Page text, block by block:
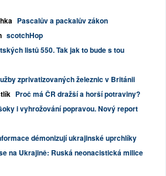
Pascalův a packalův zákon
scotchHop
listů 550. Tak jak to bude s tou
zprivatizovaných železnic v Británii
Proč má ČR dražší a horší potraviny?
i vyhrožování popravou. Nový report
démonizují ukrajinské uprchlíky
na Ukrajině: Ruská neonacistická milice